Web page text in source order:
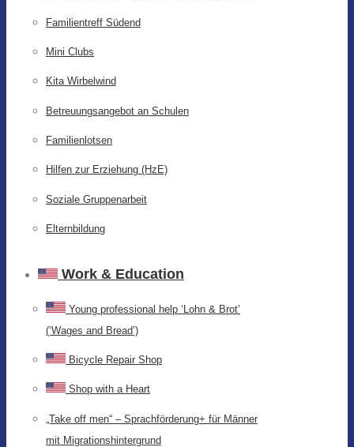
Familientreff Südend
Mini Clubs
Kita Wirbelwind
Betreuungsangebot an Schulen
Familienlotsen
Hilfen zur Erziehung (HzE)
Soziale Gruppenarbeit
Elternbildung
Work & Education
Young professional help ‘Lohn & Brot’
(‘Wages and Bread’)
Bicycle Repair Shop
Shop with a Heart
„Take off men“ – Sprachförderung+ für Männer
mit Migrationshintergrund